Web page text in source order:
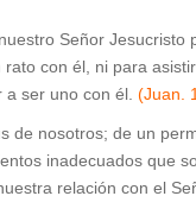
Señor Jesucristo
con él, ni para
ser uno con él. (Juan.
de nosotros; de un
inadecuados que
relación con el